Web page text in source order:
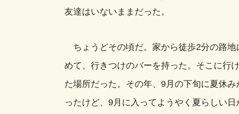
友達はいないままだった。
ちょうどその頃だ。家から徒歩2分の路
めて、行きつけのバーを持った。そこに行
た場所だった。その年、9月の下旬に夏休
ったけど、9月に入ってようやく夏らしい